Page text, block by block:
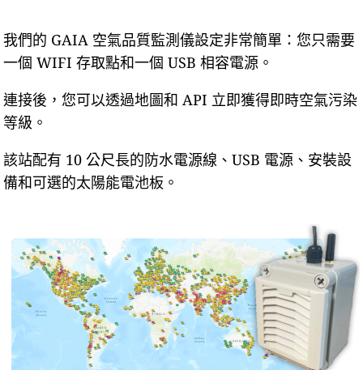
我們的 GAIA 空氣品質監測儀設定非常簡單：您只需要
一個 WIFI 存取點和一個 USB 相容電源。
連接後，您可以透過地圖和 API 立即獲得即時空氣污染
等級。
該站配有 10 公尺長的防水電源線、USB 電源、安裝設
備和可選的太陽能電池板。